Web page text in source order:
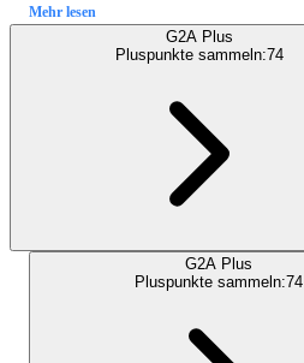
Mehr lesen
G2A Plus
Pluspunkte sammeln:74
G2A Plus
Pluspunkte sammeln:74